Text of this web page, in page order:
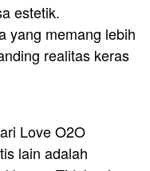
estetik.
yang memang lebih
realitas keras
Love O2O
lain adalah